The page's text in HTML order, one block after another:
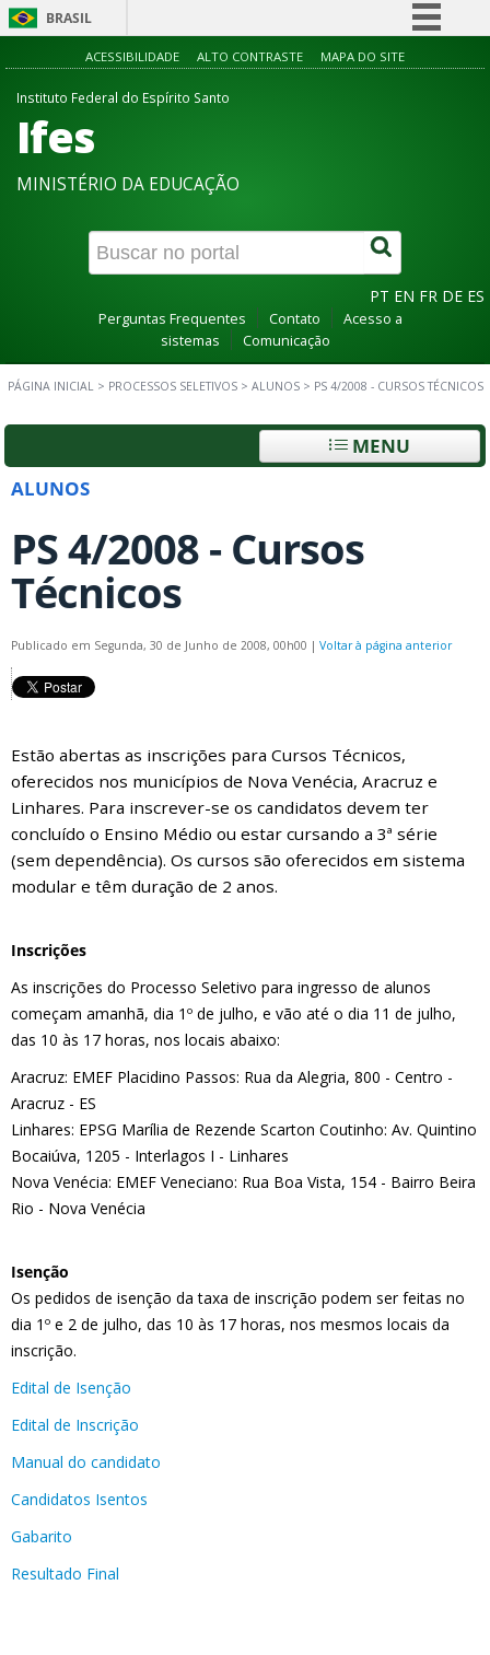
BRASIL
Simplifique!
Canais
ACESSIBILIDADE ALTO CONTRASTE MAPA DO SITE
Instituto Federal do Espírito Santo
Ifes
MINISTÉRIO DA EDUCAÇÃO
PT EN FR DE ES
Perguntas Frequentes Contato
Acesso a
sistemas
Comunicação
PÁGINA INICIAL > PROCESSOS SELETIVOS > ALUNOS > PS 4/2008 - CURSOS TÉCNICOS
MENU
ALUNOS
PS 4/2008 - Cursos
Técnicos
Publicado em Segunda, 30 de Junho de 2008, 00h00 | Voltar à página anterior
Estão abertas as inscrições para Cursos Técnicos,
oferecidos nos municípios de Nova Venécia, Aracruz e
Linhares. Para inscrever-se os candidatos devem ter
concluído o Ensino Médio ou estar cursando a 3ª série
(sem dependência). Os cursos são oferecidos em sistema
modular e têm duração de 2 anos.
Inscrições
As inscrições do Processo Seletivo para ingresso de alunos
começam amanhã, dia 1º de julho, e vão até o dia 11 de julho,
das 10 às 17 horas, nos locais abaixo:
Aracruz: EMEF Placidino Passos: Rua da Alegria, 800 - Centro -
Aracruz - ES
Linhares: EPSG Marília de Rezende Scarton Coutinho: Av. Quintino
Bocaiúva, 1205 - Interlagos I - Linhares
Nova Venécia: EMEF Veneciano: Rua Boa Vista, 154 - Bairro Beira
Rio - Nova Venécia
Isenção
Os pedidos de isenção da taxa de inscrição podem ser feitas no
dia 1º e 2 de julho, das 10 às 17 horas, nos mesmos locais da
inscrição.
Edital de Isenção
Edital de Inscrição
Manual do candidato
Candidatos Isentos
Gabarito
Resultado Final